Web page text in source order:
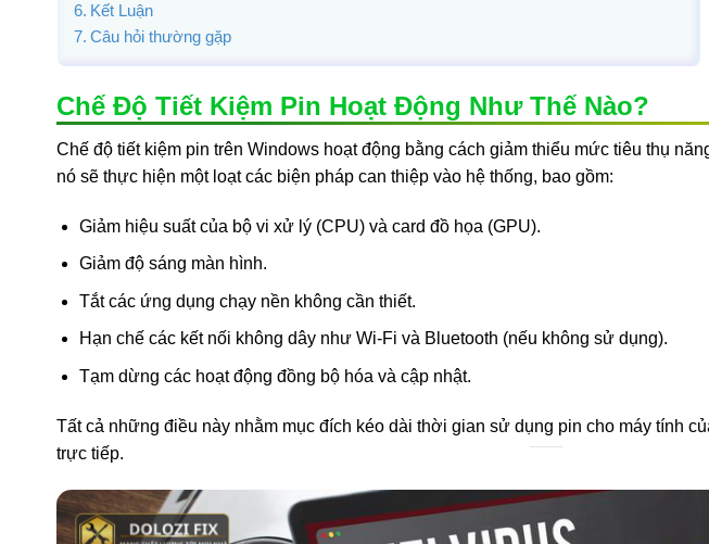
Kết Luận
Câu hỏi thường gặp
Chế Độ Tiết Kiệm Pin Hoạt Động Như Thế Nào?
Chế độ tiết kiệm pin trên Windows hoạt động bằng cách giảm thiểu mức tiêu thụ
nó sẽ thực hiện một loạt các biện pháp can thiệp vào hệ thống, bao gồm:
Giảm hiệu suất của bộ vi xử lý (CPU) và card đồ họa (GPU).
Giảm độ sáng màn hình.
Tắt các ứng dụng chạy nền không cần thiết.
Hạn chế các kết nối không dây như Wi-Fi và Bluetooth (nếu không sử dụng).
Tạm dừng các hoạt động đồng bộ hóa và cập nhật.
Tất cả những điều này nhằm mục đích kéo dài thời gian sử dụng pin cho máy tính
trực tiếp.